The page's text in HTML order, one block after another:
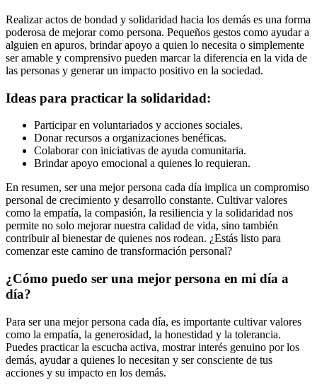
Realizar actos de bondad y solidaridad hacia los demás es una forma
poderosa de mejorar como persona. Pequeños gestos como ayudar a
alguien en apuros, brindar apoyo a quien lo necesita o simplemente
ser amable y comprensivo pueden marcar la diferencia en la vida de
las personas y generar un impacto positivo en la sociedad.
Ideas para practicar la solidaridad:
Participar en voluntariados y acciones sociales.
Donar recursos a organizaciones benéficas.
Colaborar con iniciativas de ayuda comunitaria.
Brindar apoyo emocional a quienes lo requieran.
En resumen, ser una mejor persona cada día implica un compromiso
personal de crecimiento y desarrollo constante. Cultivar valores
como la empatía, la compasión, la resiliencia y la solidaridad nos
permite no solo mejorar nuestra calidad de vida, sino también
contribuir al bienestar de quienes nos rodean. ¿Estás listo para
comenzar este camino de transformación personal?
¿Cómo puedo ser una mejor persona en mi día a
día?
Para ser una mejor persona cada día, es importante cultivar valores
como la empatía, la generosidad, la honestidad y la tolerancia.
Puedes practicar la escucha activa, mostrar interés genuino por los
demás, ayudar a quienes lo necesitan y ser consciente de tus
acciones y su impacto en los demás.